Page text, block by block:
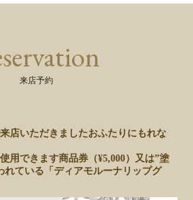
来店予約
店いただきましたおふたりにもれな
用できます商品券（¥5,000）又は”塗
れている「ディアモルーナリップグ